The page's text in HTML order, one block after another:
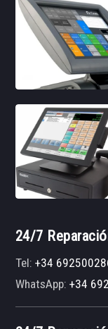
24/7
Tel:+34
WhatsApp:+34